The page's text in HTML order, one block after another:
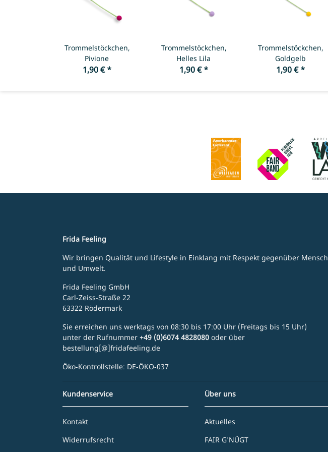
Trommelstöckchen,
Pivione
1,90 €*
Trommelstöckchen,
Helles Lila
1,90 €*
Trommelstöckchen,
Goldgelb
1,90 €*
Frida Feeling
Wir bringen Qualität und Lifestyle in Einklang mit Respekt gegenüber Mensch
und Umwelt.
Frida Feeling GmbH
Carl-Zeiss-Straße 22
63322 Rödermark
Sie erreichen uns werktags von 08:30 bis 17:00 Uhr (Freitags bis 15 Uhr)
unter der Rufnummer +49 (0)6074 4828080 oder über
bestellung[@]fridafeeling.de
Öko-Kontrollstelle: DE-ÖKO-037
Kundenservice
Kontakt
Widerrufsrecht
Über uns
Aktuelles
FAIR G'NÜGT